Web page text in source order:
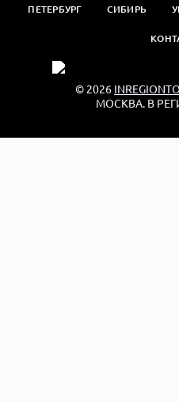
ПЕТЕРБУРГ СИБИРЬ
© 2026
МОСКВА. В